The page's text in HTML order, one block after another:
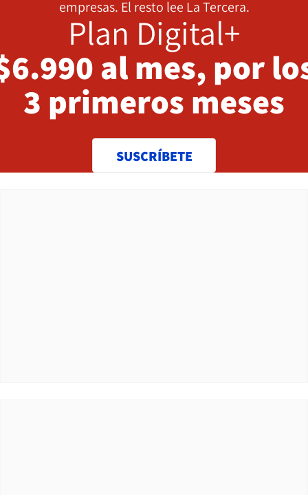
empresas. El resto lee La Tercera.
Plan Digital+
al mes, por
3 primeros meses
SUSCRÍBETE